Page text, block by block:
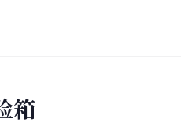
箱